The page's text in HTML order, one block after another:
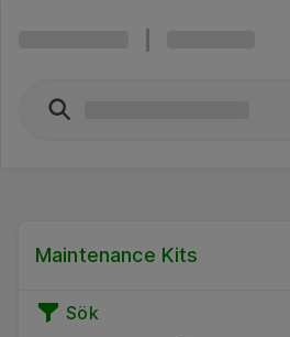
Maintenance Kits
Sök